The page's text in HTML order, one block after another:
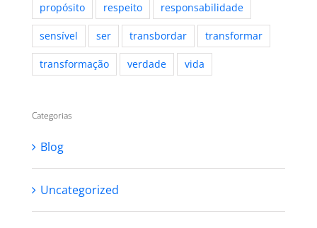
propósito respeito responsabilidade
sensível ser transbordar transformar
transformação verdade vida
Categorias
Blog
Uncategorized